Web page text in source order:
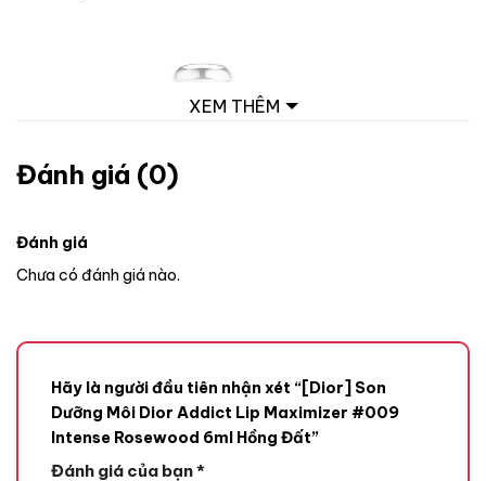
XEM THÊM
Đánh giá (0)
Đánh giá
Chưa có đánh giá nào.
Hãy là người đầu tiên nhận xét “[Dior] Son
Dưỡng Môi Dior Addict Lip Maximizer #009
Intense Rosewood 6ml Hồng Đất”
Đánh giá của bạn*